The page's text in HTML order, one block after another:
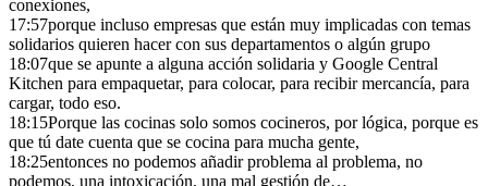
conexiones,
17:57porque incluso empresas que están muy implicadas con temas
solidarios quieren hacer con sus departamentos o algún grupo
18:07que se apunte a alguna acción solidaria y Google Central
Kitchen para empaquetar, para colocar, para recibir mercancía, para
cargar, todo eso.
18:15Porque las cocinas solo somos cocineros, por lógica, porque es
que tú date cuenta que se cocina para mucha gente,
18:25entonces no podemos añadir problema al problema, no
podemos, una intoxicación, una mal gestión de…